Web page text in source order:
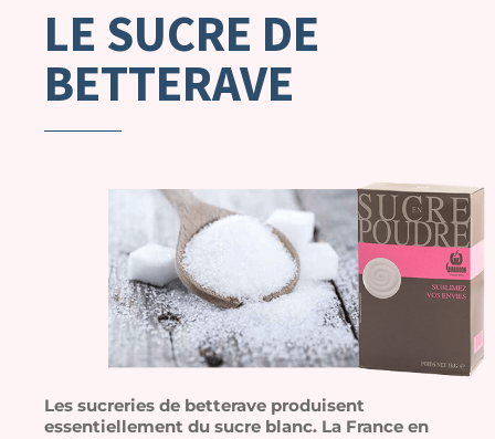
LE SUCRE DE
BETTERAVE
Les sucreries de betterave produisent
essentiellement du sucre blanc. La France en